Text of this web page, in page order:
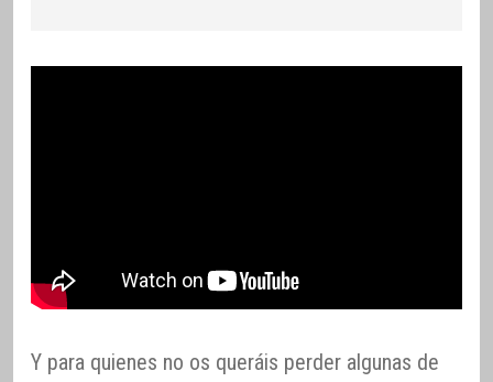
Y para quienes no os queráis perder algunas de